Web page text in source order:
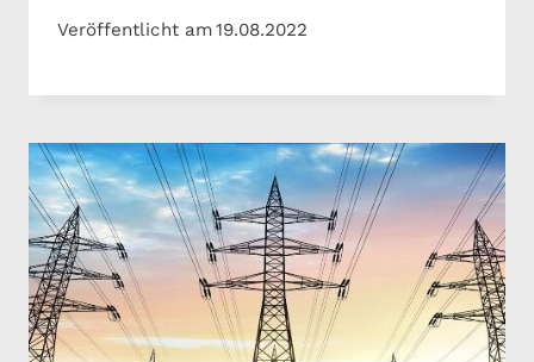
Veröffentlicht am19.08.2022